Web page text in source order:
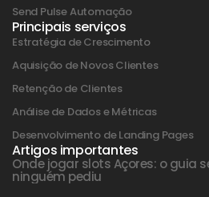
Send Pulse Automação
Principais serviços
Estratégia de Crescimento
Aquisição de Novos Clientes
Retenção de Clientes
Análise de Dados e Métricas
Desenvolvimento de Landing Pages
Artigos importantes
Onde jogar slots Açores: o guia
ninguém pediu